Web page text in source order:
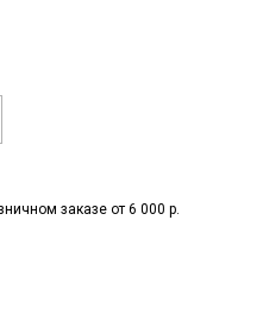
заказе от 6 000 р.